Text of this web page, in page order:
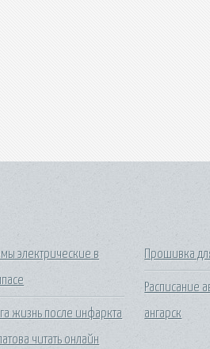
электрические в
жизнь после инфаркта
читать онлайн
Прошивка
Расписание
ангарск